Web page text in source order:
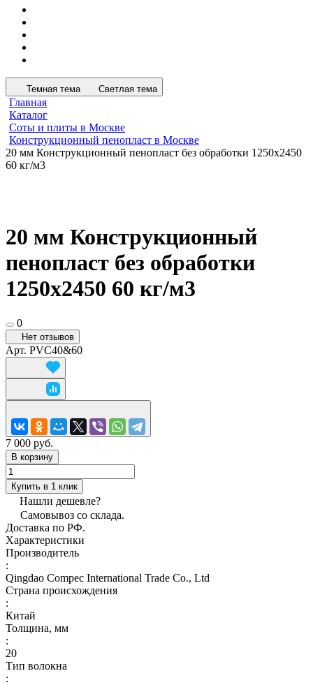
Темная тема Светлая тема
Главная
Каталог
Соты и плиты в Москве
Конструкционный пенопласт в Москве
20 мм Конструкционный пенопласт без обработки 1250х2450
60 кг/м3
20 мм Конструкционный
пенопласт без обработки
1250х2450 60 кг/м3
0
Нет отзывов
Арт. PVC40&60
7 000 руб.
В корзину
Купить в 1 клик
Нашли дешевле?
Самовывоз со склада.
Доставка по РФ.
Характеристики
Производитель
:
Qingdao Compec International Trade Co., Ltd
Страна происхождения
:
Китай
Толщина, мм
:
20
Тип волокна
: